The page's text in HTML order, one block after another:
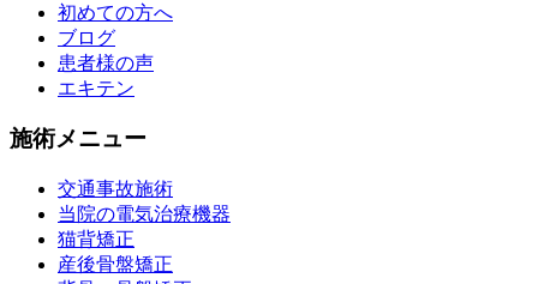
初めての方へ
ブログ
患者様の声
エキテン
施術メニュー
交通事故施術
当院の電気治療機器
猫背矯正
産後骨盤矯正